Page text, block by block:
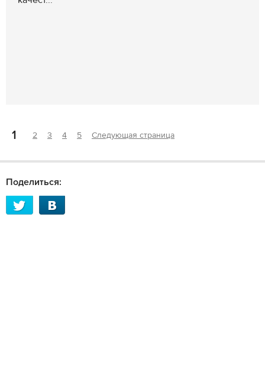
1 2 3 4 5 Следующая страница
Поделиться: